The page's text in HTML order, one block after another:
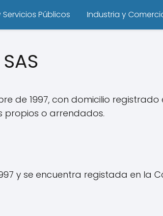
Públicos Industria y
de 1997, con domicilio
propios o arrendados.
y se encuentra registada en la